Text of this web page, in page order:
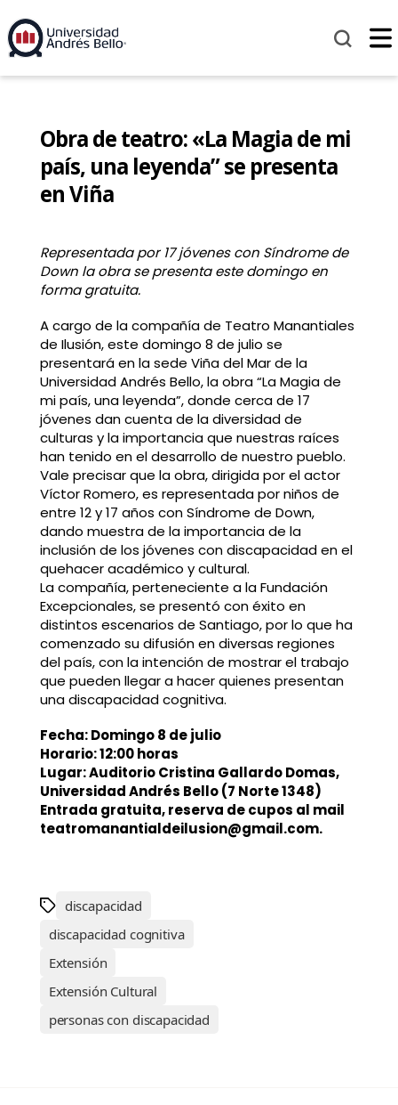
Obra de teatro: «La Magia de mi
país, una leyenda” se presenta
en Viña
Representada por 17 jóvenes con Síndrome de
Down la obra se presenta este domingo en
forma gratuita.
A cargo de la compañía de Teatro Manantiales
de Ilusión, este domingo 8 de julio se
presentará en la sede Viña del Mar de la
Universidad Andrés Bello, la obra “La Magia de
mi país, una leyenda”, donde cerca de 17
jóvenes dan cuenta de la diversidad de
culturas y la importancia que nuestras raíces
han tenido en el desarrollo de nuestro pueblo.
Vale precisar que la obra, dirigida por el actor
Víctor Romero, es representada por niños de
entre 12 y 17 años con Síndrome de Down,
dando muestra de la importancia de la
inclusión de los jóvenes con discapacidad en el
quehacer académico y cultural.
La compañía, perteneciente a la Fundación
Excepcionales, se presentó con éxito en
distintos escenarios de Santiago, por lo que ha
comenzado su difusión en diversas regiones
del país, con la intención de mostrar el trabajo
que pueden llegar a hacer quienes presentan
una discapacidad cognitiva.
Fecha: Domingo 8 de julio
Horario: 12:00 horas
Lugar: Auditorio Cristina Gallardo Domas,
Universidad Andrés Bello (7 Norte 1348)
Entrada gratuita, reserva de cupos al mail
teatromanantialdeilusion@gmail.com.
discapacidad
discapacidad cognitiva
Extensión
Extensión Cultural
personas con discapacidad